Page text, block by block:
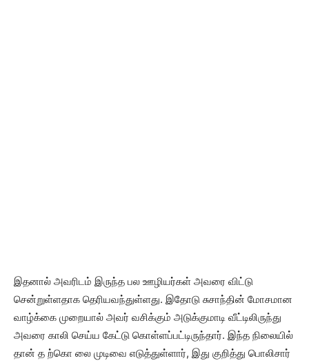
இதனால் அவரிடம் இருந்த பல ஊழியர்கள் அவரை விட்டு
சென்றுள்ளதாக தெரியவந்துள்ளது. இதோடு சுசாந்தின் மோசமான
வாழ்க்கை முறையால் அவர் வசிக்கும் அடுக்குமாடி வீட்டிலிருந்து
அவரை காலி செய்ய கேட்டு கொள்ளப்பட்டிருந்தார். இந்த நிலையில்
தான் த ற்கொ லை முடிவை எடுத்துள்ளார், இது குறித்து பொலிசார்